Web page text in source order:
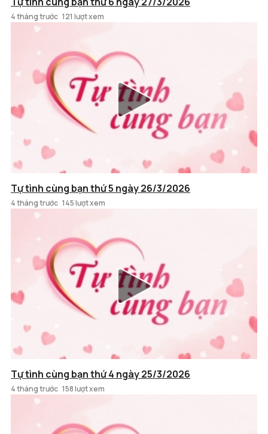
4 tháng trước 121 lượt xem
Tự tình cùng bạn thứ 5 ngày 26/3/2026
4 tháng trước 145 lượt xem
Tự tình cùng bạn thứ 4 ngày 25/3/2026
4 tháng trước 158 lượt xem